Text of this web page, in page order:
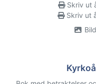
Skriv ut
Skriv ut